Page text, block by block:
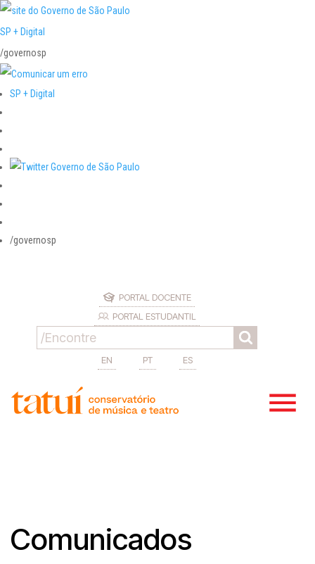
SP + Digital
/governosp
SP + Digital
/governosp
PORTAL DOCENTE
PORTAL ESTUDANTIL
EN PT ES
Comunicados